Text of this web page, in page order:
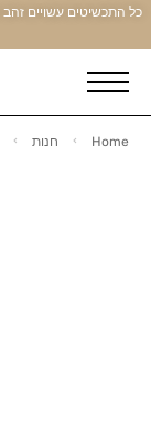
Home חנות